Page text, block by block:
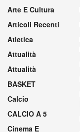
Arte E Cultura
Articoli Recenti
Atletica
Attualità
Attualità
BASKET
Calcio
CALCIO A 5
Cinema E